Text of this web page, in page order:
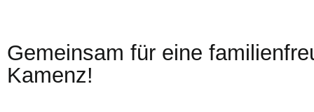
Gemeinsam für eine
Kamenz!